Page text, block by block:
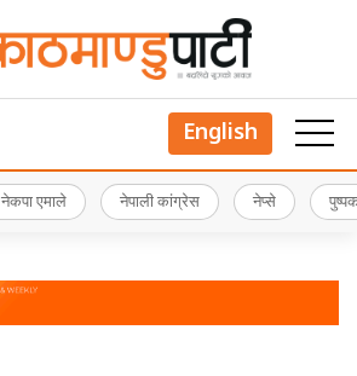
English
नेकपा एमाले नेपाली कांग्रेस नेप्से